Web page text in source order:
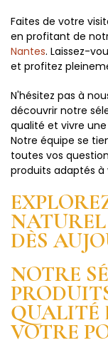
Faites de votre
en profitant de
Nantes. Laissez-
et profitez
N'hésitez pas à
découvrir notre
qualité et vivre
Notre équipe se
toutes vos
produits adaptés à
DÈS
NOTRE
QUALITÉ
VOTRE